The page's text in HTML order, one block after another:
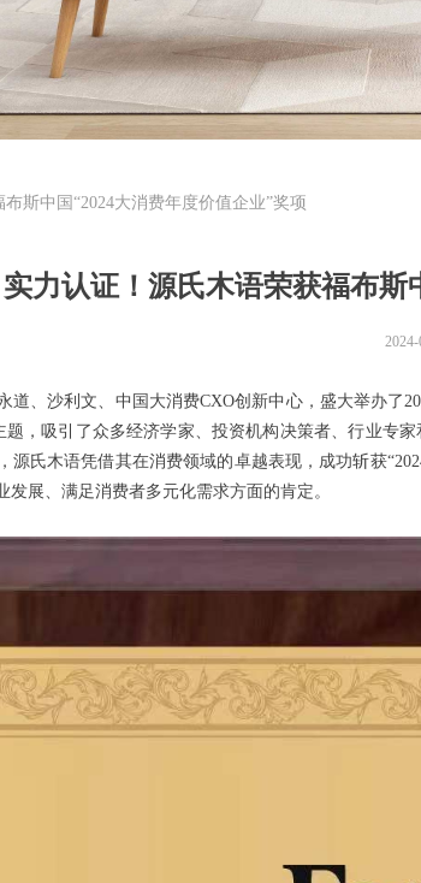
实力认证！源氏木语荣获福布斯
道、沙利文、中国大消费CXO创新中心，盛大举办了
题，吸引了众多经济学家、投资机构决策者、行业
源氏木语凭借其在消费领域的卓越表现，成功斩获
展、满足消费者多元化需求方面的肯定。
斯中国“2024大消费年度价值企业”奖项